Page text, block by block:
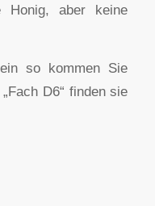
aber keine
so kommen Sie
D6“ finden sie